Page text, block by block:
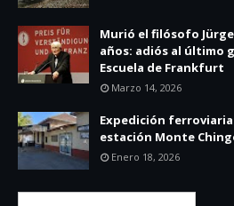
Murió el filósofo
años: adiós al último
Escuela de Frankfurt
Marzo 14, 2026
Expedición
estación Monte
Enero 18, 2026